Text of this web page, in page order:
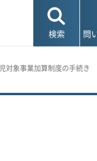
検索 問
対象事業加算制度の手続き